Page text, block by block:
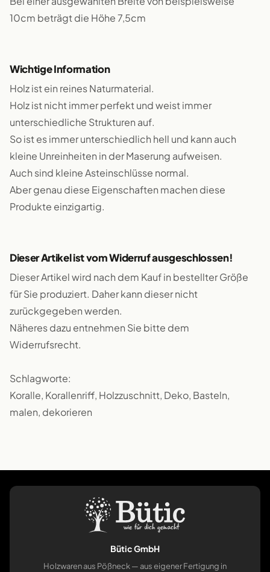
10cm beträgt die Höhe 7,5cm
Wichtige Information
Holz ist ein reines Naturmaterial.
Holz ist nicht immer perfekt und weist immer
unterschiedliche Strukturen auf.
So ist es immer unterschiedlich hell und kann auch
kleine Unreinheiten in der Maserung aufweisen.
Auch sind kleine Asteinschlüsse normal.
Aber genau diese Eigenschaften machen diese
Produkte einzigartig.
Dieser Artikel ist vom Widerruf ausgeschlossen!
Dieser Artikel wird nach dem Kauf in bestellter Größe
für Sie produziert. Daher kann dieser nicht
zurückgegeben werden.
Näheres dazu entnehmen Sie bitte dem
Widerrufsrecht.
Schlagworte:
Koralle, Korallenriff, Holzzuschnitt, Deko, Basteln,
malen, dekorieren
Bütic GmbH
Holzwaren aus Pößneck — aus eigener Fertigung in